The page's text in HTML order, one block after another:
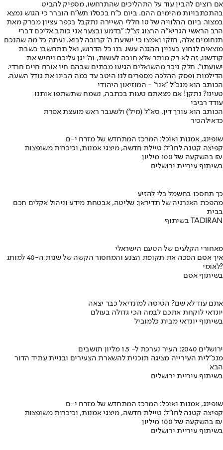
אם רוצים להבין עוד על התהליכים שהתרחשו, מספיק להביט
בהתכתבויות מהימים ההם. ביום כ"ח בכסלו תש"ח הוברר כי הגוש נמצא
במצור. ביום ההלוויה של 10 חללי השיירה נתקבל בכפר עציון מברק מאת
הרב הראשי הגריא"ה הרצוג זצ"ל: "בדמע ובצער אני כותב אליכם דברי
תנחומים אלה, חזקו ואמצו כי ישועת ה' קרובה לבוא. ועתה כל מה שהנכם
מוצאים לנחוץ בעניין ההגנה עשו. בנו כל הדרוש, ואל תתחשבו בשבת
קודשנו, זה לא רק מותר אלא חובה לעשות, וה' יגן עליכם ויחיש את
ישועתו". חלק ניכר מהשואלים הגיעו מבתים שבהם חיו אורח חיים חרדי.
הדילמות ופסק ההלכה מספרים לנו היטב עד כמה הבינו את גודל השעה.
הכותב הוא מנכ"ל "אנו" - המוזיאון היהודי
טעינו? נתקן! אם מצאתם טעות בכתבה, נשמח שתשתפו אותנו
עודד רביבי
הכותב הוא עורך דין, סא"ל (מיל') ולשעבר ראש מועצת אפרת
כדאילהכיר
שופינג, אמנות ואוכל: המרכז המתחדש של מזרח י-ם
קפיצה קטנה לחו"ל: טיילת חדשה, מיצגי אמנות, וכיכרות משופצות
בהשקעה של 100 מיליון ₪
בשיתוף עיריית ירושלים
כך תחסכו בחשמל בלי להזיע
מהפכת האנרגיה של תדיראן: שליטה, אבטחת מידע וניהול אקלים חכם
בבית
בשיתוף TADIRAN
מאחורי הקלעים של הטעם הישראלי
איך אסם הפכה את תקופת הצנע והמחסור הקשה של שנות ה-40 למותג
לאומי?
בשיתוף אסם
אתם עוד לא שם? הטיסה למונדיאל כבר יצאה
יונדאי לוקחת אתכם לבמה הכי גדולה בעולם
בשיתוף יונדאי מבית כלמוביל
ירושלים 2040: העיר נערכת ל- 1.5 מליון תושבים
מנכ"לית העירייה מציגה תוכנית להשארת הצעירים ובניית עתיד הדור
הבא
בשיתוף עיריית ירושלים
שופינג, אמנות ואוכל: המרכז המתחדש של מזרח י-ם
קפיצה קטנה לחו"ל: טיילת חדשה, מיצגי אמנות, וכיכרות משופצות
בהשקעה של 100 מיליון ₪
בשיתוף עיריית ירושלים